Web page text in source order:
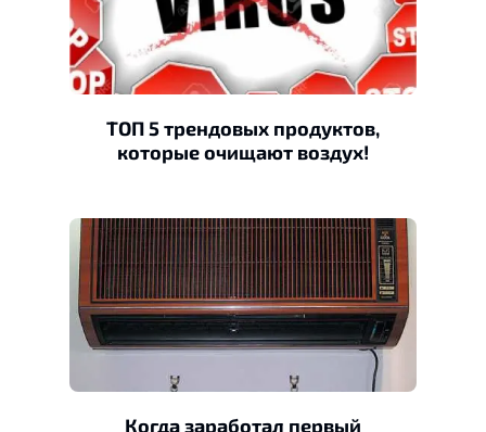
ТОП 5 трендовых продуктов,
которые очищают воздух!
Когда заработал первый